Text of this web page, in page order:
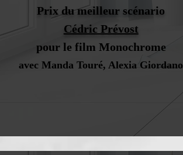
Prix du meilleur scénario
Cédric Prévost
pour le film Monochrome
avec Manda Touré, Alexia Giordano